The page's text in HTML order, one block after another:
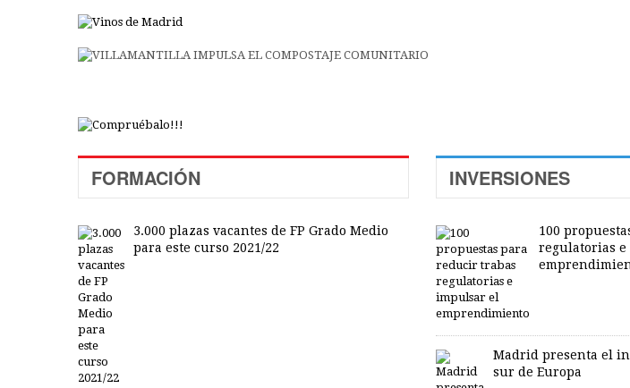
FORMACIÓN
3.000 plazas vacantes de FP Grado Medio
para este curso 2021/22
INVERSIONES
100
regulatorias e
Madrid presenta el
sur de Europa